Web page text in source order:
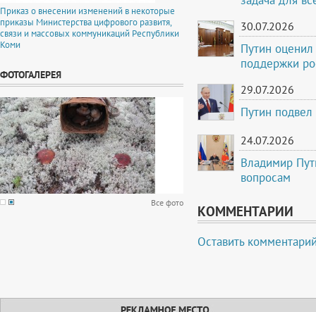
Приказ о внесении изменений в некоторые
приказы Министерства цифрового развитя,
связи и массовых коммуникаций Республики
Коми
ФОТОГАЛЕРЕЯ
Все фото
30.07.2026
Путин
поддержки
29.07.2026
Путин
24.07.2026
Владимир
вопросам
КОММЕНТАРИИ
Оставить